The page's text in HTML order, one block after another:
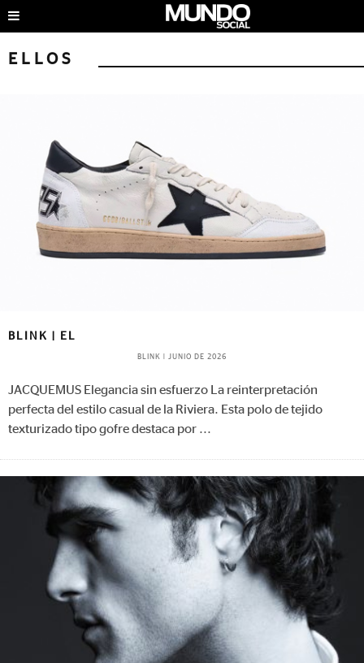
ELLOS
BLINK | EL
BLINK | JUNIO DE 2026
JACQUEMUS Elegancia sin esfuerzo La reinterpretación
perfecta del estilo casual de la Riviera. Esta polo de tejido
texturizado tipo gofre destaca por ...